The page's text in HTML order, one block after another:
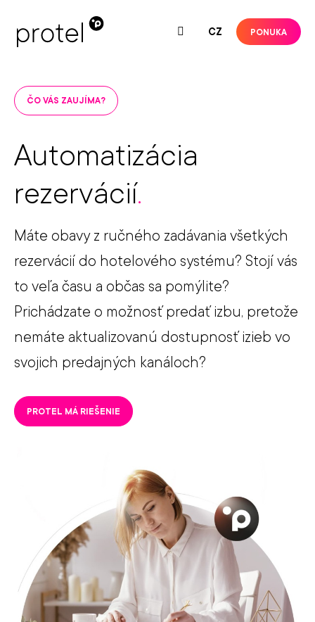
PONUKA
CZ
ČO VÁS ZAUJÍMA?
Automatizácia
rezervácií.
Máte obavy z ručného zadávania všetkých
rezervácií do hotelového systému? Stojí vás
to veľa času a občas sa pomýlite?
Prichádzate o možnosť predať izbu, pretože
nemáte aktualizovanú dostupnosť izieb vo
svojich predajných kanáloch?
PROTEL MÁ RIEŠENIE